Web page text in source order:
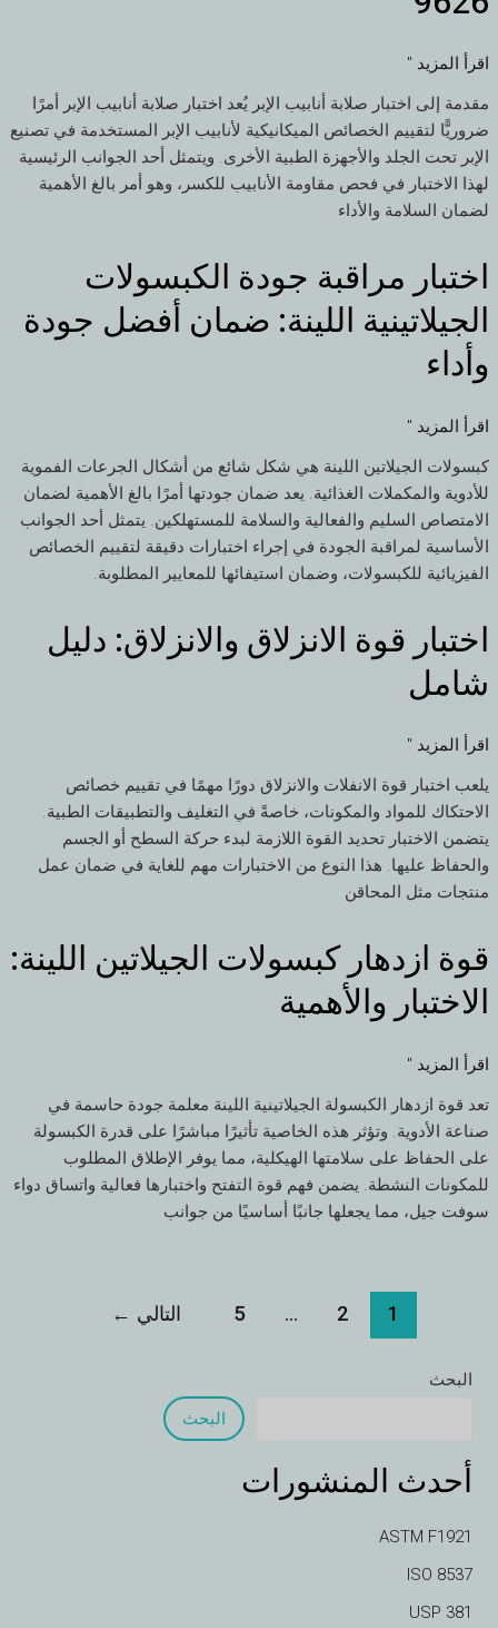
الصلابة
الكسر
للمعيار
ISO
9626
اقرأ المزيد "
مقدمة إلى اختبار صلابة أنابيب الإبر يُعد اختبار صلابة أنابيب الإبر أمرًا
ضروريًّا لتقييم الخصائص الميكانيكية لأنابيب الإبر المستخدمة في تصنيع
الإبر تحت الجلد والأجهزة الطبية الأخرى. ويتمثل أحد الجوانب الرئيسية
لهذا الاختبار في فحص مقاومة الأنابيب للكسر، وهو أمر بالغ الأهمية
لضمان السلامة والأداء
اختبار مراقبة جودة الكبسولات
الجيلاتينية اللينة: ضمان أفضل جودة
وأداء
اختبار
مراقبة
جودة
الكبسولات
الجيلاتينية
ضمان
أفضل
جودة
وأداء
اقرأ المزيد "
كبسولات الجيلاتين اللينة هي شكل شائع من أشكال الجرعات الفموية
للأدوية والمكملات الغذائية. يعد ضمان جودتها أمرًا بالغ الأهمية لضمان
الامتصاص السليم والفعالية والسلامة للمستهلكين. يتمثل أحد الجوانب
الأساسية لمراقبة الجودة في إجراء اختبارات دقيقة لتقييم الخصائص
الفيزيائية للكبسولات، وضمان استيفائها للمعايير المطلوبة.
اختبار قوة الانزلاق والانزلاق: دليل
شامل
اختبار
الانزلاق
دليل
اقرأ المزيد "
يلعب اختبار قوة الانفلات والانزلاق دورًا مهمًا في تقييم خصائص
الاحتكاك للمواد والمكونات، خاصةً في التغليف والتطبيقات الطبية.
يتضمن الاختبار تحديد القوة اللازمة لبدء حركة السطح أو الجسم
والحفاظ عليها. هذا النوع من الاختبارات مهم للغاية في ضمان عمل
منتجات مثل المحاقن
قوة ازدهار كبسولات الجيلاتين اللينة:
الاختبار والأهمية
قوة
ازدهار
كبسولات
اللينة:
والأهمية
اقرأ المزيد "
تعد قوة ازدهار الكبسولة الجيلاتينية اللينة معلمة جودة حاسمة في
صناعة الأدوية. وتؤثر هذه الخاصية تأثيرًا مباشرًا على قدرة الكبسولة
على الحفاظ على سلامتها الهيكلية، مما يوفر الإطلاق المطلوب
للمكونات النشطة. يضمن فهم قوة التفتح واختبارها فعالية واتساق دواء
سوفت جيل، مما يجعلها جانبًا أساسيًا من جوانب
1
2
...
5 التالي ←
البحث
البحث
أحدث المنشورات
ASTM F1921
ISO 8537
USP 381